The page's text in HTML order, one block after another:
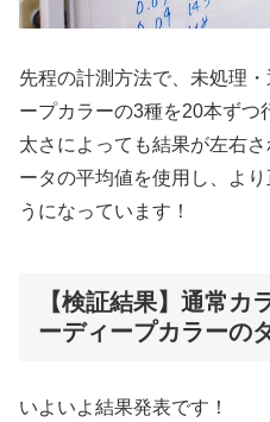
先程の計測方法で、未処理
ープカラーの3種を20本ずつ
太さによっても結果が左右
ータの平均値を使用し、よ
うになっています！
【検証結果】通常カ
ーディープカラーの
いよいよ結果発表です！